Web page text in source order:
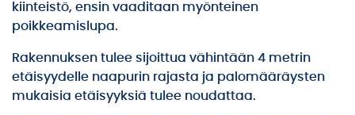
kiinteistö, ensin vaaditaan myönteinen
poikkeamislupa.
Rakennuksen tulee sijoittua vähintään 4 metrin
etäisyydelle naapurin rajasta ja palomääräysten
mukaisia etäisyyksiä tulee noudattaa.